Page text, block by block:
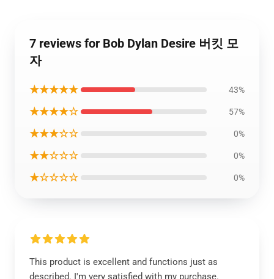
7 reviews for Bob Dylan Desire 버킷 모
자
★★★★★ 43%
★★★★☆ 57%
★★★☆☆ 0%
★★☆☆☆ 0%
★☆☆☆☆ 0%
This product is excellent and functions just as
described. I'm very satisfied with my purchase.